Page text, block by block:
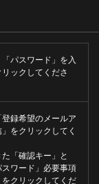
パスワード」を入
ックしてくださ
録希望のメールア
をクリックしてく
「確認キー」と
スワード」必要事項
クリックしてくだ